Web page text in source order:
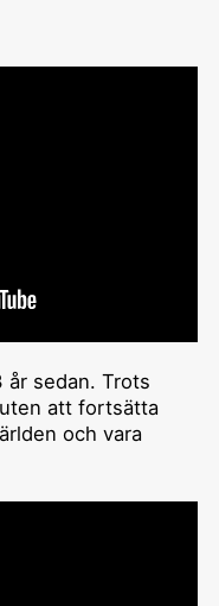
år sedan. Trots
att fortsätta
och vara